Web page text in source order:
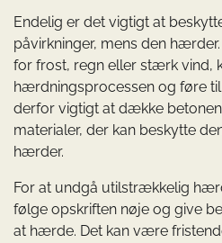
Endelig er det vigtigt at
påvirkninger, mens den
for frost, regn eller stærk vind,
hærdningsprocessen og føre
derfor vigtigt at dække
materialer, der kan beskytte
hærder.
For at undgå utilstrækkelig
følge opskriften nøje og give
at hærde. Det kan være